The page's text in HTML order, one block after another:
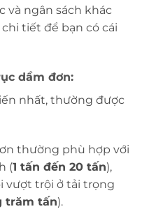
và ngân sách khác
tiết để bạn có cái
dầm đơn:
nhất, thường được
thường phù hợp với
(1 tấn đến 20 tấn),
vượt trội ở tải trọng
trăm tấn).